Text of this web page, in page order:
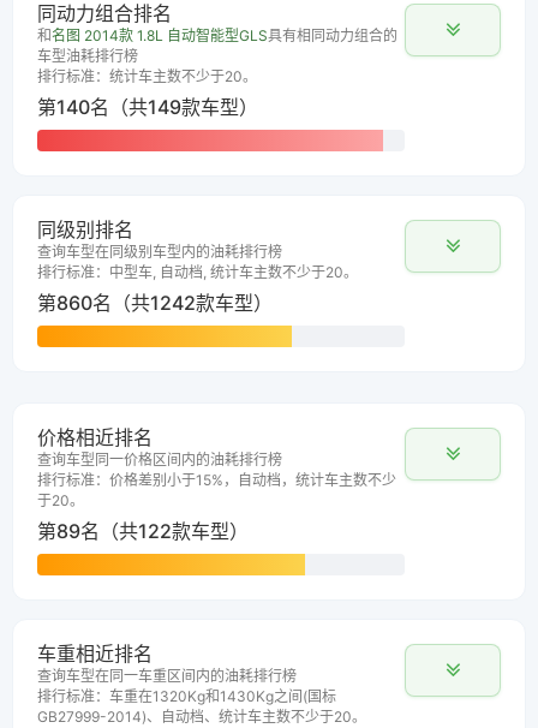
同动力组合排名
和名图 2014款 1.8L 自动智能型GLS具有相同动力组合的
车型油耗排行榜
排行标准：统计车主数不少于20。
第140名（共149款车型）
同级别排名
查询车型在同级别车型内的油耗排行榜
排行标准：中型车, 自动档, 统计车主数不少于20。
第860名（共1242款车型）
价格相近排名
查询车型同一价格区间内的油耗排行榜
排行标准：价格差别小于15%，自动档，统计车主数不少
于20。
第89名（共122款车型）
车重相近排名
查询车型在同一车重区间内的油耗排行榜
排行标准：车重在1320Kg和1430Kg之间(国标
GB27999-2014)、自动档、统计车主数不少于20。